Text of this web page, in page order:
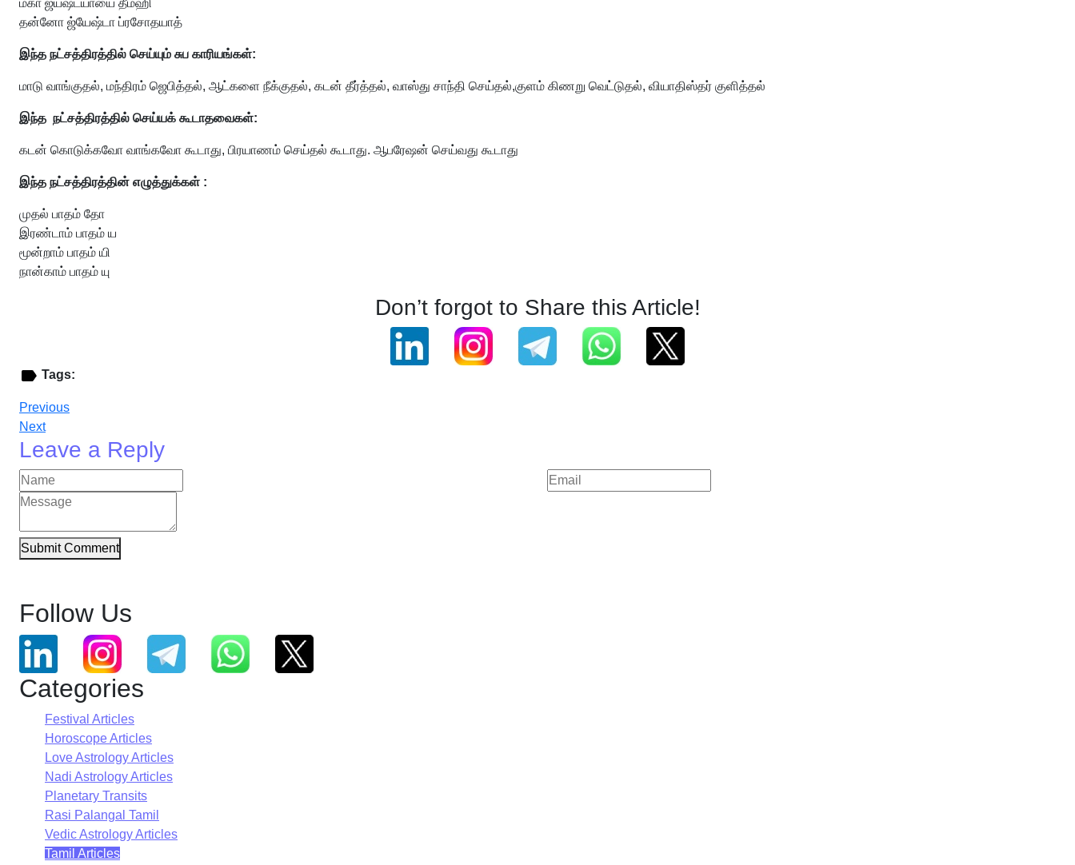
மகா ஜய்ஷ்ட்யாயை தீமஹி
தன்னோ ஜ்யேஷ்டா ப்ரசோதயாத்
இந்த நட்சத்திரத்தில் செய்யும் சுப காரியங்கள்:
மாடு வாங்குதல், மந்திரம் ஜெபித்தல், ஆட்களை நீக்குதல், கடன் தீர்த்தல், வாஸ்து சாந்தி செய்தல்,குளம் கிணறு வெட்டுதல், வியாதிஸ்தர் குளித்தல்
இந்த நட்சத்திரத்தில் செய்யக் கூடாதவைகள்:
கடன் கொடுக்கவோ வாங்கவோ கூடாது, பிரயாணம் செய்தல் கூடாது. ஆபரேஷன் செய்வது கூடாது
இந்த நட்சத்திரத்தின் எழுத்துக்கள் :
முதல் பாதம் தோ
இரண்டாம் பாதம் ய
மூன்றாம் பாதம் யி
நான்காம் பாதம் யு
Don’t forgot to Share this Article!
Tags:
Previous
Next
Leave a Reply
Submit Comment
Follow Us
Categories
Festival Articles
Horoscope Articles
Love Astrology Articles
Nadi Astrology Articles
Planetary Transits
Rasi Palangal Tamil
Vedic Astrology Articles
Tamil Articles